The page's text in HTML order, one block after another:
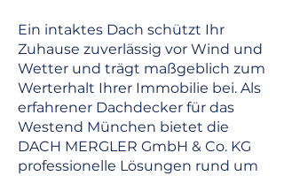
Ein intaktes Dach schützt Ihr
Zuhause zuverlässig vor Wind und
Wetter und trägt maßgeblich zum
Werterhalt Ihrer Immobilie bei. Als
erfahrener Dachdecker für das
Westend München bietet die
DACH MERGLER GmbH & Co. KG
professionelle Lösungen rund um